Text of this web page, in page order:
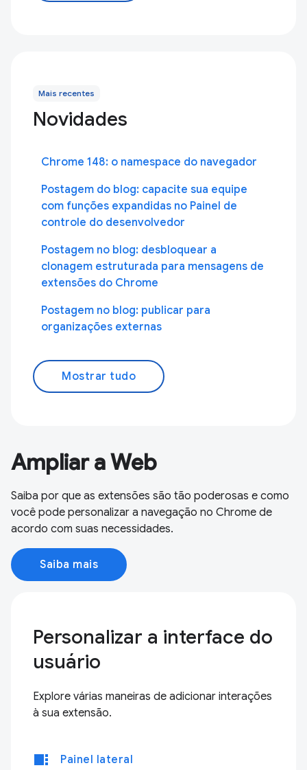
Mais recentes
Novidades
Chrome 148: o namespace do navegador
Postagem do blog: capacite sua equipe
com funções expandidas no Painel de
controle do desenvolvedor
Postagem no blog: desbloquear a
clonagem estruturada para mensagens de
extensões do Chrome
Postagem no blog: publicar para
organizações externas
Mostrar tudo
Ampliar a Web
Saiba por que as extensões são tão poderosas e como
você pode personalizar a navegação no Chrome de
acordo com suas necessidades.
Saiba mais
Personalizar a interface do
usuário
Explore várias maneiras de adicionar interações
à sua extensão.
view_sidebar Painel lateral